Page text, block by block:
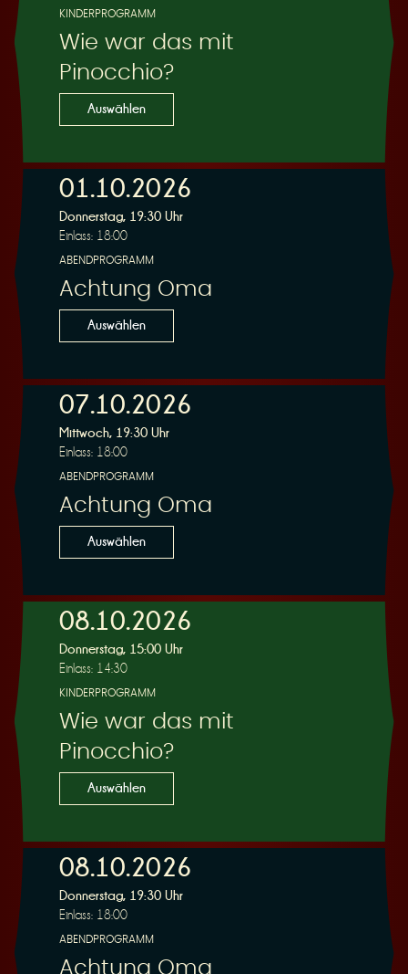
e
r
v
i
e
r
u
KINDERPROGRAMM
Wie war das mit
Pinocchio?
Auswählen
01.10.2026
Donnerstag, 19:30 Uhr
Einlass: 18:00
ABENDPROGRAMM
Achtung Oma
Auswählen
07.10.2026
Mittwoch, 19:30 Uhr
Einlass: 18:00
ABENDPROGRAMM
Achtung Oma
Auswählen
08.10.2026
Donnerstag, 15:00 Uhr
Einlass: 14:30
KINDERPROGRAMM
Wie war das mit
Pinocchio?
Auswählen
08.10.2026
Donnerstag, 19:30 Uhr
Einlass: 18:00
ABENDPROGRAMM
Achtung Oma